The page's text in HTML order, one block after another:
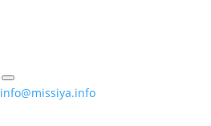
info@missiya.info